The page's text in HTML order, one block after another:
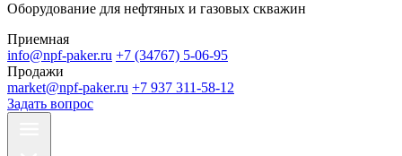
Оборудование для нефтяных и газовых скважин
Приемная
info@npf-paker.ru +7 (34767) 5-06-95
Продажи
market@npf-paker.ru +7 937 311-58-12
Задать вопрос